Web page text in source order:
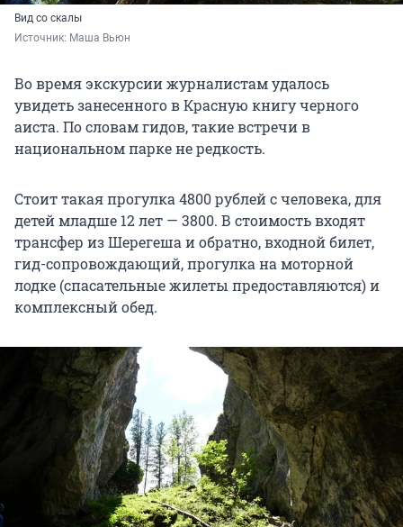
Вид со скалы
Источник: Маша Вьюн
Во время экскурсии журналистам удалось
увидеть занесенного в Красную книгу черного
аиста. По словам гидов, такие встречи в
национальном парке не редкость.
Стоит такая прогулка 4800 рублей с человека, для
детей младше 12 лет — 3800. В стоимость входят
трансфер из Шерегеша и обратно, входной билет,
гид-сопровождающий, прогулка на моторной
лодке (спасательные жилеты предоставляются) и
комплексный обед.